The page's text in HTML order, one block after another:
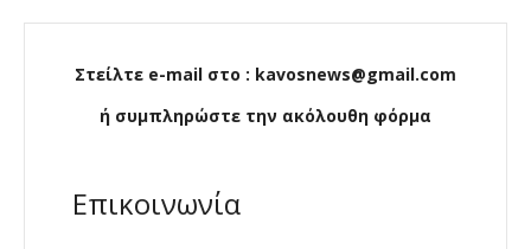
Στείλτε e-mail στο : kavosnews@gmail.com
ή συμπληρώστε την ακόλουθη φόρμα
Επικοινωνία